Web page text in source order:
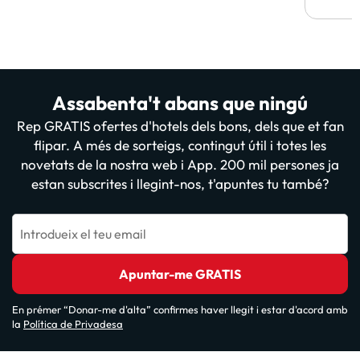
Assabenta't abans que ningú
Rep GRATIS ofertes d'hotels dels bons, dels que et fan
flipar. A més de sorteigs, contingut útil i totes les
novetats de la nostra web i App. 200 mil persones ja
estan subscrites i llegint-nos, t'apuntes tu també?
Introdueix el teu email
Apuntar-me GRATIS
En prémer “Donar-me d'alta” confirmes haver llegit i estar d'acord amb
la Política de Privadesa